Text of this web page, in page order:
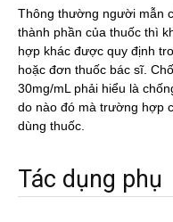
Thông thường người mẫn
thành phần của thuốc thì
hợp khác được quy định
hoặc đơn thuốc bác sĩ.
30mg/mL phải hiểu là
do nào đó mà trường hợp
dùng thuốc.
Tác dụng phụ